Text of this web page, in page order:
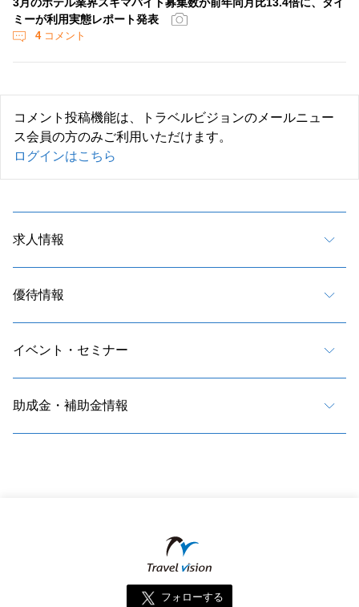
ミーが利用実態レポート発表
4コメント
コメント投稿機能は、トラベルビジョンのメールニュー
ス会員の方のみご利用いただけます。
ログインはこちら
求人情報
優待情報
イベント・セミナー
助成金・補助金情報
フォローする